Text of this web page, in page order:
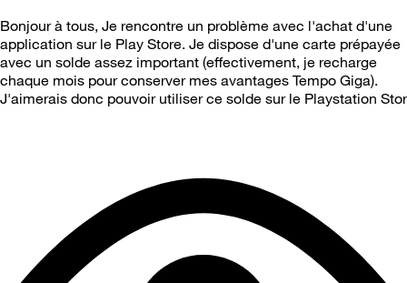
Bonjour à tous, Je rencontre un problème avec l'achat d'une
application sur le Play Store. Je dispose d'une carte prépayée
avec un solde assez important (effectivement, je recharge
chaque mois pour conserver mes avantages Tempo Giga).
J'aimerais donc pouvoir utiliser ce solde sur le Playstation Stor